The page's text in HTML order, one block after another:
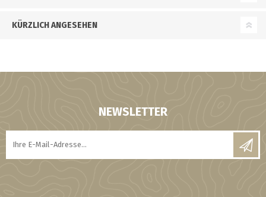
KÜRZLICH ANGESEHEN
NEWSLETTER